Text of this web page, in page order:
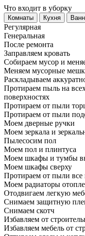
Что входит в уборку
Регу­лярная
Гене­ральная
После ремонта
Заправляем кровать
Собираем мусор и
Меняем мусорные
Раскладываем
Протираем пыль на
поверхностях
Протираем от пыли
Протираем от пыли
Моем дверные ручки
Моем зеркала и
Пылесосим пол
Моем пол и плинтуса
Моем шкафы и тумбы
Моем шкафы сверху
Протираем от пыли
Моем радиаторы
Отодвигаем легкую
Снимаем защитную
Снимаем скотч
Избавляем от
Избавляем мебель от